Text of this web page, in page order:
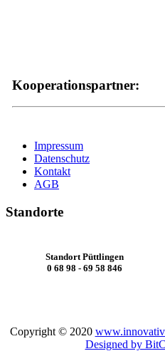
Kooperationspartner:
Impressum
Datenschutz
Kontakt
AGB
Standorte
Standort Püttlingen
0 68 98 - 69 58 846
Copyright © 2020
Designed by